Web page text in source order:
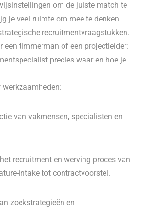
om de juiste match te
je veel ruimte om mee te denken
recruitmentvraagstukken.
een timmerman of een projectleider:
precies waar en hoe je
werkzaamheden:
van vakmensen, specialisten en
recruitment en werving proces van
intake tot contractvoorstel.
zoekstrategieën en